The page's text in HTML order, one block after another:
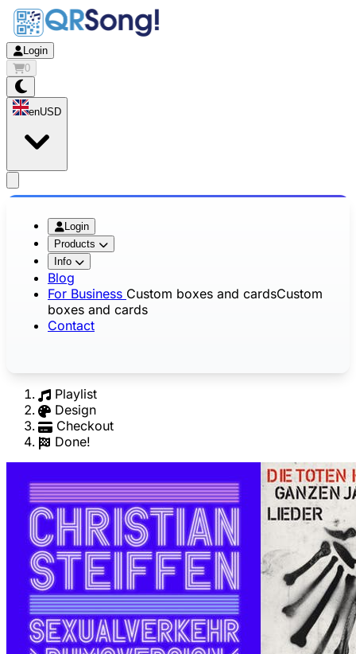
Login
0
enUSD
Login
Products
Info
Blog
For Business Custom boxes and cardsCustom
boxes and cards
Contact
Playlist
Design
Checkout
Done!